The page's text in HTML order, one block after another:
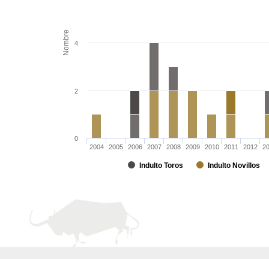
Nombre
Indulto Toros Indulto Novillos
2004 2005 2006 2007 2008 2009 2010 2011 2012
0
2
4